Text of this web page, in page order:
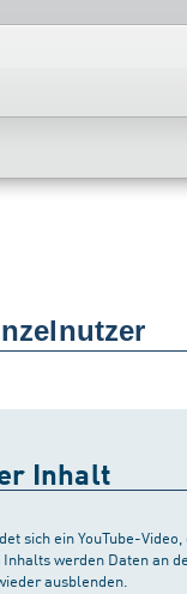
Inhalt
sich ein YouTube-
werden Daten an
ausblenden.